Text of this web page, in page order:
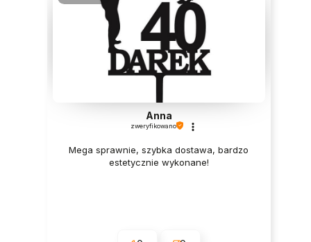
Anna
zweryfikowano
Mega sprawnie, szybka dostawa, bardzo
estetycznie wykonane!